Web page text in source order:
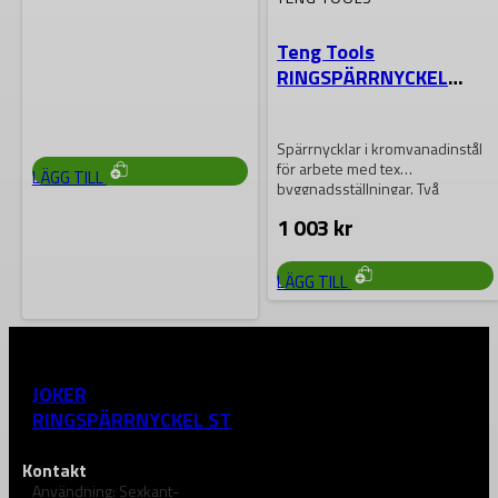
LÄGG TILL
JOKER
RINGSPÄRRNYCKEL STL
Användning: Sexkant-
Teng Tools
RINGSPÄRRNYCKEL
Spärrnycklar i kromvanadinstål
för arbete med tex
byggnadsställningar. Två
kants ringspärr…
1 003kr
LÄGG TILL
Kontakt